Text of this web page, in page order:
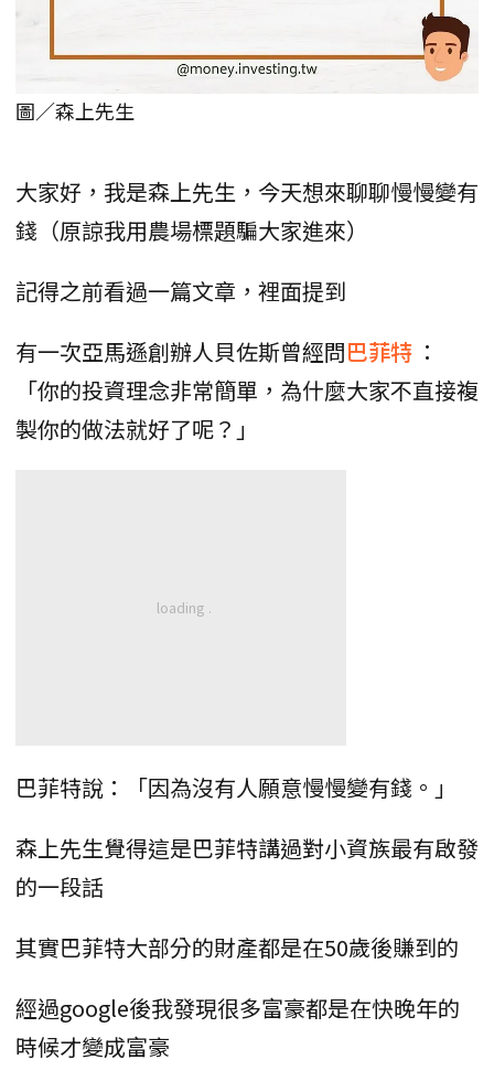
圖／森上先生
大家好，我是森上先生，今天想來聊聊慢慢變有
錢（原諒我用農場標題騙大家進來）
記得之前看過一篇文章，裡面提到
有一次亞馬遜創辦人貝佐斯曾經問巴菲特 ：
「你的投資理念非常簡單，為什麼大家不直接複
製你的做法就好了呢？」
巴菲特說：「因為沒有人願意慢慢變有錢。」
森上先生覺得這是巴菲特講過對小資族最有啟發
的一段話
其實巴菲特大部分的財產都是在50歲後賺到的
經過google後我發現很多富豪都是在快晚年的
時候才變成富豪